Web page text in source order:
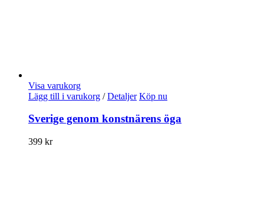
Visa varukorg
Lägg till i varukorg / Detaljer Köp nu
Sverige genom konstnärens öga
399 kr